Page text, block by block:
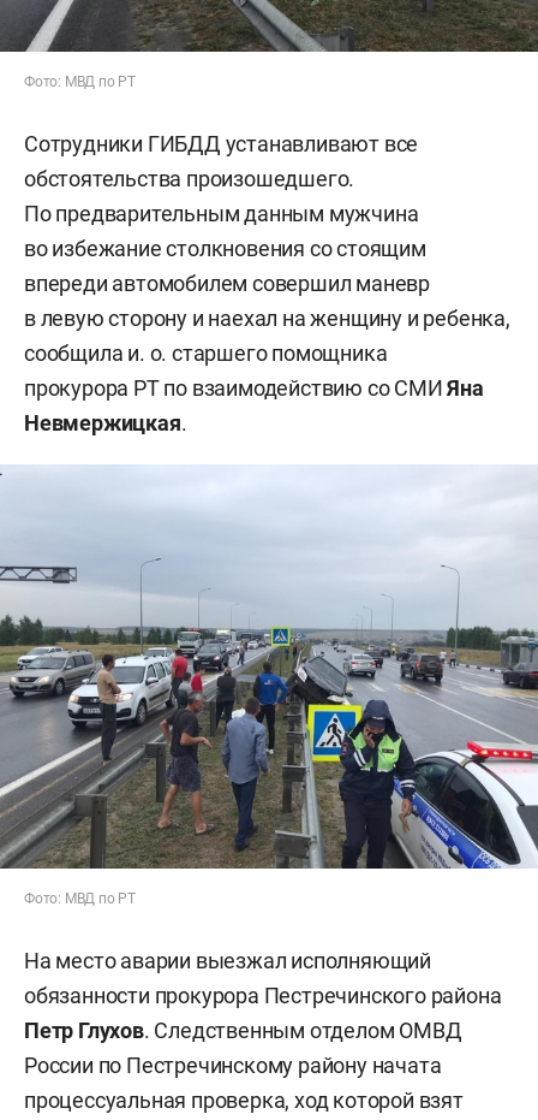
Фото: МВД по РТ
Сотрудники ГИБДД устанавливают все
обстоятельства произошедшего.
По предварительным данным мужчина
во избежание столкновения со стоящим
впереди автомобилем совершил маневр
в левую сторону и наехал на женщину и ребенка,
сообщила и. о. старшего помощника
прокурора РТ по взаимодействию со СМИЯна
Невмержицкая.
Фото: МВД по РТ
На место аварии выезжал исполняющий
обязанности прокурора Пестречинского района
Петр Глухов. Следственным отделом ОМВД
России по Пестречинскому району начата
процессуальная проверка, ход которой взят